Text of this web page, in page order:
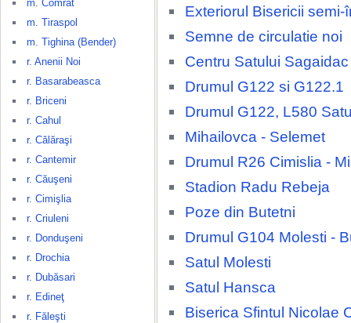
m. Comrat
m. Tiraspol
m. Tighina (Bender)
r. Anenii Noi
r. Basarabeasca
r. Briceni
r. Cahul
r. Călăraşi
r. Cantemir
r. Căuşeni
r. Cimişlia
r. Criuleni
r. Donduşeni
r. Drochia
r. Dubăsari
r. Edineţ
r. Făleşti
Exteriorul Bisericii
Semne de circulatie noi
Centru Satului Sagaidac
Drumul G122 si G122.1
Drumul G122, L580
Mihailovca - Selemet
Drumul R26 Cimislia -
Stadion Radu Rebeja
Poze din Butetni
Drumul G104 Molesti -
Satul Molesti
Satul Hansca
Biserica Sfintul Nicolae